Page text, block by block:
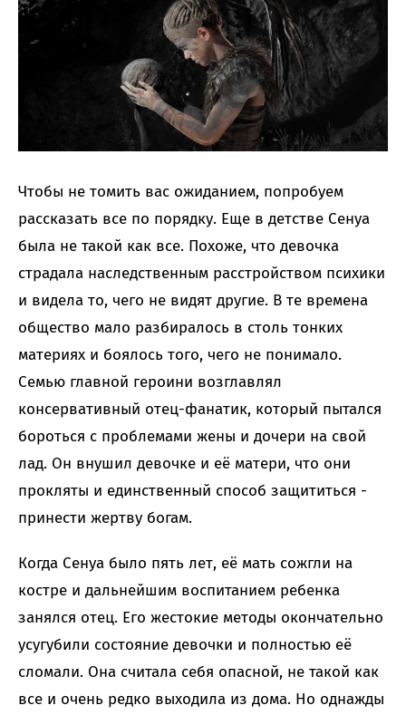
Чтобы не томить вас ожиданием, попробуем
рассказать все по порядку. Еще в детстве Сенуа
была не такой как все. Похоже, что девочка
страдала наследственным расстройством психики
и видела то, чего не видят другие. В те времена
общество мало разбиралось в столь тонких
материях и боялось того, чего не понимало.
Семью главной героини возглавлял
консервативный отец-фанатик, который пытался
бороться с проблемами жены и дочери на свой
лад. Он внушил девочке и её матери, что они
прокляты и единственный способ защититься -
принести жертву богам.
Когда Сенуа было пять лет, её мать сожгли на
костре и дальнейшим воспитанием ребенка
занялся отец. Его жестокие методы окончательно
усугубили состояние девочки и полностью её
сломали. Она считала себя опасной, не такой как
все и очень редко выходила из дома. Но однажды